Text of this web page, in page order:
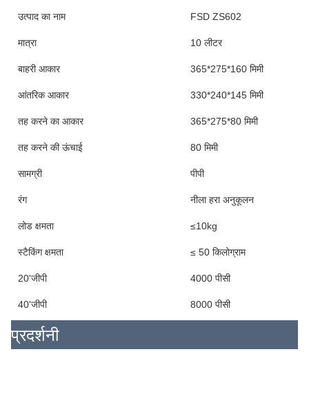
उत्पाद का नाम FSD ZS602
मात्रा 10 लीटर
बाहरी आकार 365*275*160 मिमी
आंतरिक आकार 330*240*145 मिमी
तह करने का आकार 365*275*80 मिमी
तह करने की ऊंचाई 80 मिमी
सामग्री पीपी
रंग नीला हरा अनुकूलन
लोड क्षमता ≤10kg
स्टैकिंग क्षमता ≤ 50 किलोग्राम
20'जीपी 4000 पीसी
40'जीपी 8000 पीसी
प्रदर्शनी